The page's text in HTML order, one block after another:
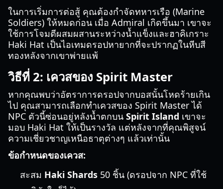
ในการเริ่มการต่อสู้ คุณต้องกำจัดทหารเรือ (Marine
Soldiers) ให้หมดก่อน เมื่อ Admiral เกิดขึ้นมา เขาจะ
ใช้การโจมตีผสมผสานระหว่างน้ำแข็งและฮาคิเกราะ
Haki Hat เป็นไอเทมดรอปหายากที่จะปรากฏในหีบสี
ทองหลังจากเขาพ่ายแพ้
วิธีที่ 2: เควสของ Spirit Master
หากคุณพบว่าอัตราการดรอปจากบอสนั้นโหดร้ายเกิน
ไป คุณสามารถเลือกทำเควสของ Spirit Master ได้
NPC ตัวนี้ซ่อนอยู่หลังน้ำตกบน Spirit Island เขาจะ
มอบ Haki Hat ให้เป็นรางวัล แต่หลังจากที่คุณพิสูจน์
ความเชี่ยวชาญเหนือธาตุต่างๆ แล้วเท่านั้น
ข้อกำหนดของเควส:
สะสม Haki Shards 50 ชิ้น (ดรอปจาก NPC ที่ใช้